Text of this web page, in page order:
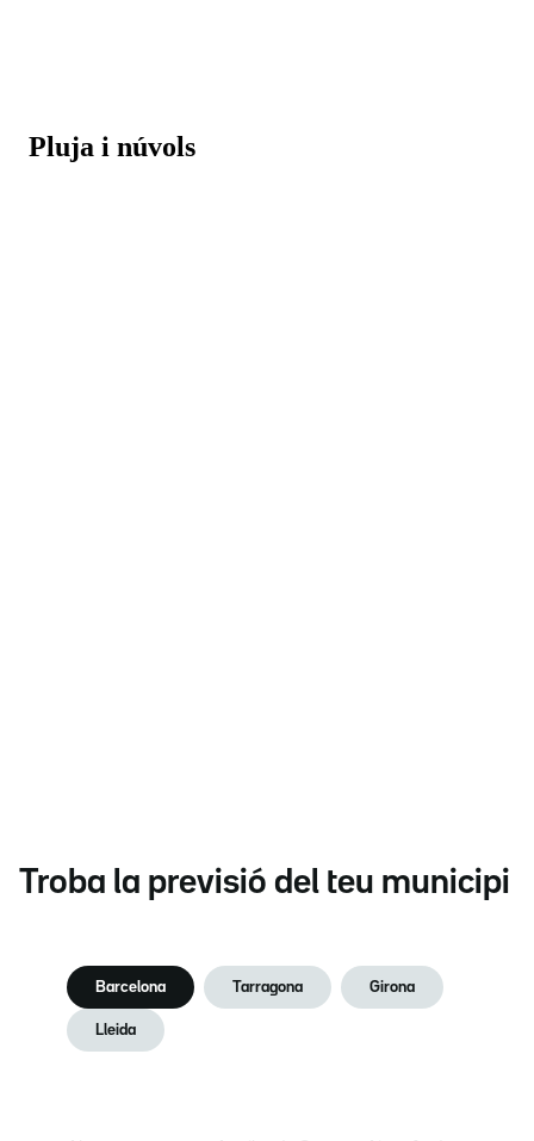
Troba la previsió del teu municipi
Barcelona Tarragona Girona
Lleida